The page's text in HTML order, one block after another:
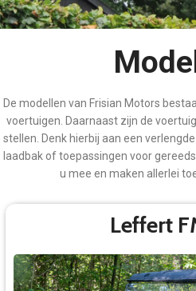
Proefrit aanvragen!
De modellen van Frisian Motors
voertuigen. Daarnaast zijn de
stellen. Denk hierbij aan een
laadbak of toepassingen voor
u mee en maken allerlei
Leffert